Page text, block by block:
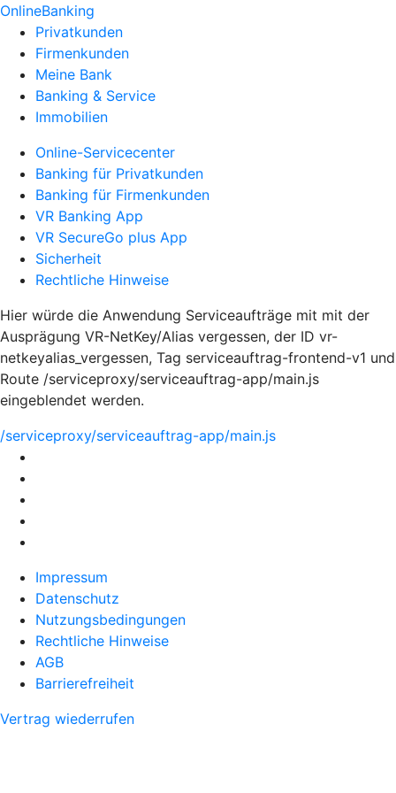
OnlineBanking
Privatkunden
Firmenkunden
Meine Bank
Banking & Service
Immobilien
Online-Servicecenter
Banking für Privatkunden
Banking für Firmenkunden
VR Banking App
VR SecureGo plus App
Sicherheit
Rechtliche Hinweise
Hier würde die Anwendung Serviceaufträge mit mit der
Ausprägung VR-NetKey/Alias vergessen, der ID vr-
netkeyalias_vergessen, Tag serviceauftrag-frontend-v1 und
Route /serviceproxy/serviceauftrag-app/main.js
eingeblendet werden.
/serviceproxy/serviceauftrag-app/main.js
Impressum
Datenschutz
Nutzungsbedingungen
Rechtliche Hinweise
AGB
Barrierefreiheit
Vertrag wiederrufen